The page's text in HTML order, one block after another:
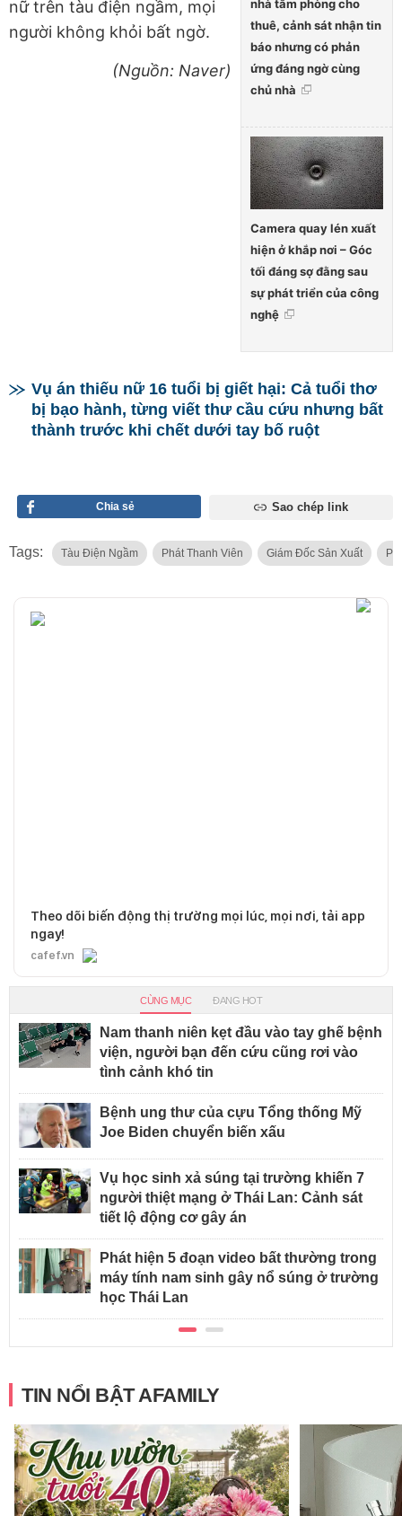
nhà tắm phòng cho
thuê, cảnh sát nhận tin
báo nhưng có phản
ứng đáng ngờ cùng
chủ nhà
Camera quay lén xuất
hiện ở khắp nơi – Góc
tối đáng sợ đằng sau
sự phát triển của công
nghệ
nữ trên tàu điện ngầm, mọi
người không khỏi bất ngờ.
(Nguồn: Naver)
Vụ án thiếu nữ 16 tuổi bị giết hại: Cả tuổi thơ
bị bạo hành, từng viết thư cầu cứu nhưng bất
thành trước khi chết dưới tay bố ruột
Chia sẻ Sao chép link
Tags: Tàu Điện Ngầm Phát Thanh Viên Giám Đốc Sản Xuất
Theo dõi biến động thị trường mọi lúc, mọi nơi, tải app
ngay!
cafef.vn
CÙNG MỤC ĐANG HOT
Nam thanh niên kẹt đầu vào tay ghế bệnh
viện, người bạn đến cứu cũng rơi vào
tình cảnh khó tin
Bệnh ung thư của cựu Tổng thống Mỹ
Joe Biden chuyển biến xấu
Vụ học sinh xả súng tại trường khiến 7
người thiệt mạng ở Thái Lan: Cảnh sát
tiết lộ động cơ gây án
Phát hiện 5 đoạn video bất thường trong
máy tính nam sinh gây nổ súng ở trường
học Thái Lan
TIN NỔI BẬT AFAMILY